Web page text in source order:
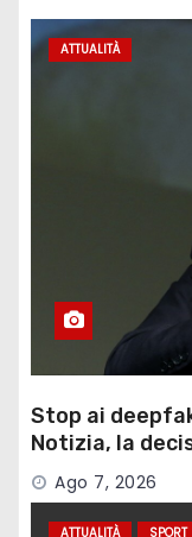
ATTUALITÀ
Stop ai
Notizia, la
Ago 7, 2026
ATTUALITÀ SPORT